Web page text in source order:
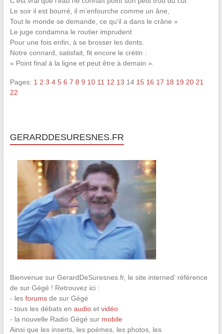
Le soir il est bourré, il m’enfourche comme un âne,
Tout le monde se demande, ce qu’il a dans le crâne »
Le juge condamna le routier imprudent
Pour une fois enfin, à se brosser les dents.
Notre connard, satisfait, fit encore le crétin :
« Point final à la ligne et peut être à demain ».
Pages: 1 2 3 4 5 6 7 8 9 10 11 12 13 14 15 16 17 18 19 20 21
22
GERARDDESURESNES.FR
Bienvenue sur GerardDeSuresnes.fr, le site interned' référence
de sur Gégé ! Retrouvez ici :
- les forumsde sur Gégé
- tous les débats en audioet vidéo
- la nouvelle Radio Gégé sur mobile
Ainsi que les inserts, les poèmes, les photos, les